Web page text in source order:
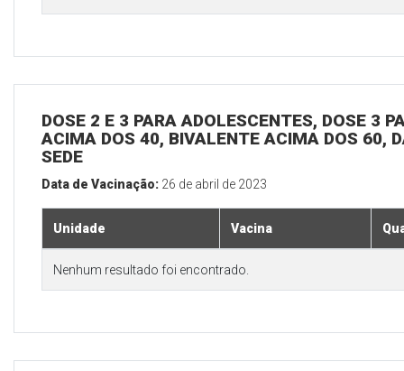
DOSE 2 E 3 PARA ADOLESCENTES, DOSE 3
ACIMA DOS 40, BIVALENTE ACIMA DOS 60,
SEDE
Data de Vacinação: 26 de abril de 2023
Unidade Vacina
Nenhum resultado foi encontrado.